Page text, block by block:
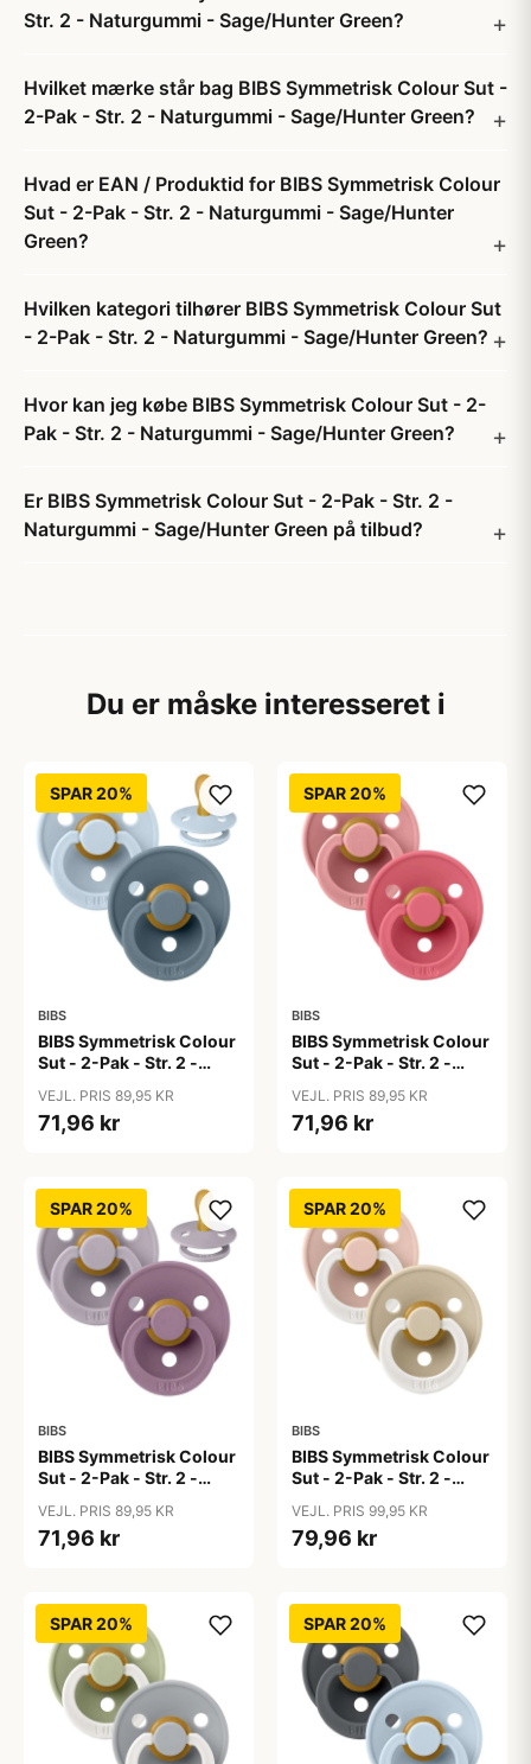
Str. 2 - Naturgummi - Sage/Hunter Green?
Hvilket mærke står bag BIBS Symmetrisk Colour Sut -
2-Pak - Str. 2 - Naturgummi - Sage/Hunter Green?
Hvad er EAN / Produktid for BIBS Symmetrisk Colour
Sut - 2-Pak - Str. 2 - Naturgummi - Sage/Hunter
Green?
Hvilken kategori tilhører BIBS Symmetrisk Colour Sut
- 2-Pak - Str. 2 - Naturgummi - Sage/Hunter Green?
Hvor kan jeg købe BIBS Symmetrisk Colour Sut - 2-
Pak - Str. 2 - Naturgummi - Sage/Hunter Green?
Er BIBS Symmetrisk Colour Sut - 2-Pak - Str. 2 -
Naturgummi - Sage/Hunter Green på tilbud?
Du er måske interesseret i
SPAR 20%
BIBS
BIBS Symmetrisk Colour
Sut - 2-Pak - Str. 2 -
Blue/Petrol
VEJL. PRIS 89,95 KR
71,96 kr
SPAR 20%
BIBS
BIBS Symmetrisk Colour
Sut - 2-Pak - Str. 2 -
Pink/Coral
VEJL. PRIS 89,95 KR
71,96 kr
SPAR 20%
BIBS
BIBS Symmetrisk Colour
Sut - 2-Pak - Str. 2 -
Grey/Mauve
VEJL. PRIS 89,95 KR
71,96 kr
SPAR 20%
BIBS
BIBS Symmetrisk Colour
Sut - 2-Pak - Str. 2 -
Blush/Vanilla
VEJL. PRIS 99,95 KR
79,96 kr
SPAR 20% SPAR 20%